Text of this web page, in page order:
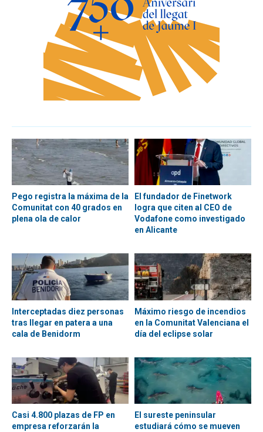
Pego registra la máxima de la
Comunitat con 40 grados en
plena ola de calor
El fundador de Finetwork
logra que citen al CEO de
Vodafone como investigado
en Alicante
Interceptadas diez personas
tras llegar en patera a una
cala de Benidorm
Máximo riesgo de incendios
en la Comunitat Valenciana el
día del eclipse solar
Casi 4.800 plazas de FP en
empresa reforzarán la
El sureste peninsular
estudiará cómo se mueven